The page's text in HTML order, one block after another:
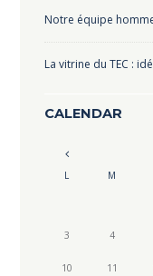
Notre équipe
La vitrine du TEC :
CALENDAR
L M
3 4
10 11